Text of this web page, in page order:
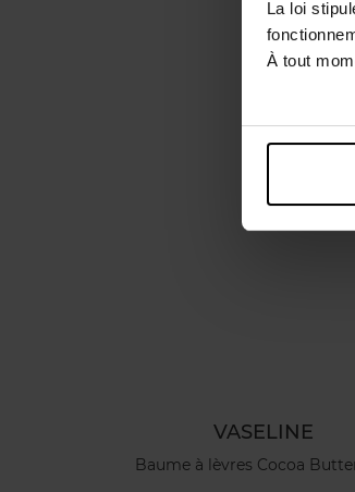
La loi
À tout
VASELINE
Baume à lèvres Cocoa